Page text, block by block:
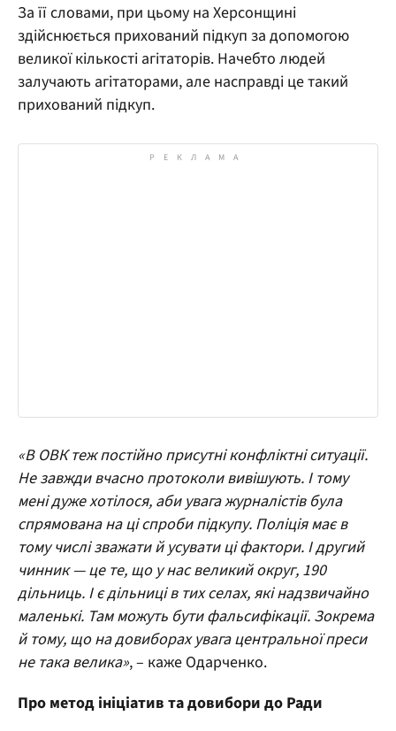
За її словами, при цьому на Херсонщині
здійснюється прихований підкуп за допомогою
великої кількості агітаторів. Начебто людей
залучають агітаторами, але насправді це такий
прихований підкуп.
«В ОВК теж постійно присутні конфліктні ситуації.
Не завжди вчасно протоколи вивішують. І тому
мені дуже хотілося, аби увага журналістів була
спрямована на ці спроби підкупу. Поліція має в
тому числі зважати й усувати ці фактори. І другий
чинник — це те, що у нас великий округ, 190
дільниць. І є дільниці в тих селах, які надзвичайно
маленькі. Там можуть бути фальсифікації. Зокрема
й тому, що на довиборах увага центральної преси
не така велика», – каже Одарченко.
Про метод ініціатив та довибори до Ради